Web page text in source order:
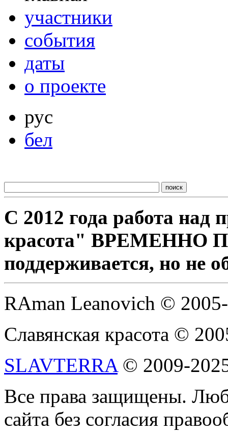
участники
события
даты
о проекте
рус
бел
С 2012 года работа над
красота" ВРЕМЕННО
поддерживается, но не
RAman Leanovich ©
Славянская красота ©
SLAVTERRA© 2009-
Все права защищены.
сайта без согласия